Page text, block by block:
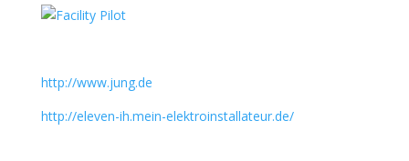
http://www.jung.de
http://eleven-ih.mein-elektroinstallateur.de/